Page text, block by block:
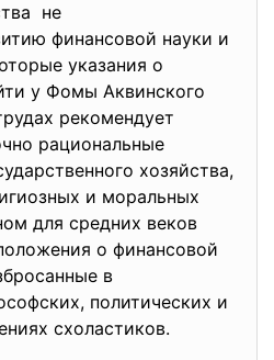
не
финансовой науки и
указания о
у Фомы Аквинского
рекомендует
рациональные
хозяйства,
и моральных
для средних веков
о финансовой
в
политических и
схоластиков.